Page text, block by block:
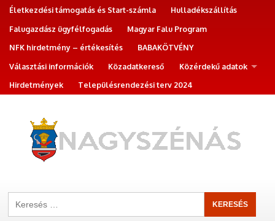
Életkezdési támogatás és Start-számla
Hulladékszállítás
Falugazdász ügyfélfogadás
Magyar Falu Program
NFK hirdetmény – értékesítés
BABAKÖTVÉNY
Választási információk
Közadatkereső
Közérdekű adatok
Hirdetmények
Településrendezési terv 2024